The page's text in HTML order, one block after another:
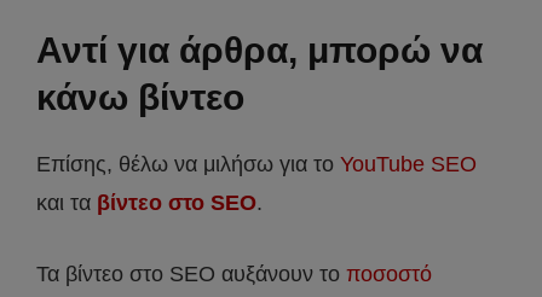
Αντί για άρθρα, μπορώ να
κάνω βίντεο
Επίσης, θέλω να μιλήσω για το YouTube SEO
και τα βίντεο στο SEO.
Τα βίντεο στο SEO αυξάνουν το ποσοστό